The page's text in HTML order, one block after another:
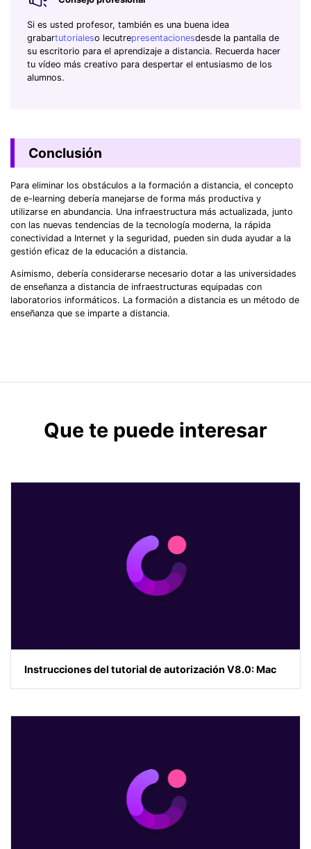
Si es usted profesor, también es una buena idea
grabartutorialeso lecutrepresentacionesdesde la pantalla de
su escritorio para el aprendizaje a distancia. Recuerda hacer
tu vídeo más creativo para despertar el entusiasmo de los
alumnos.
Conclusión
Para eliminar los obstáculos a la formación a distancia, el concepto
de e-learning debería manejarse de forma más productiva y
utilizarse en abundancia. Una infraestructura más actualizada, junto
con las nuevas tendencias de la tecnología moderna, la rápida
conectividad a Internet y la seguridad, pueden sin duda ayudar a la
gestión eficaz de la educación a distancia.
Asimismo, debería considerarse necesario dotar a las universidades
de enseñanza a distancia de infraestructuras equipadas con
laboratorios informáticos. La formación a distancia es un método de
enseñanza que se imparte a distancia.
Que te puede interesar
Instrucciones del tutorial de autorización V8.0: Mac